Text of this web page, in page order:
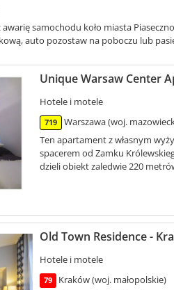
samochodu koło miasta
auto pozostaw na poboczu lub
Unique Warsaw Center
Hotele i motele
719
Warszawa (woj.
Ten apartament z własnym
spacerem od Zamku
dzieli obiekt zaledwie 220
Old Town Residence -
Hotele i motele
79
Kraków (woj. małopolskie)